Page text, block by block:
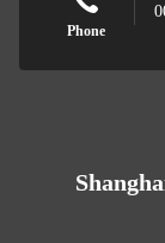
Phone